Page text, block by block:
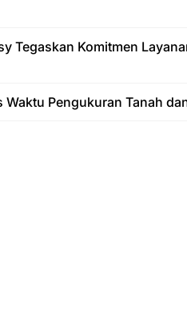
Tegaskan Komitmen
Pengukuran Tanah